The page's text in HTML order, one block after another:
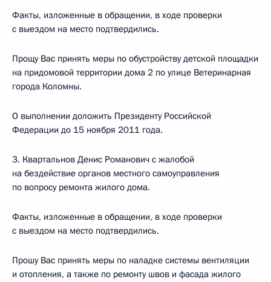
Факты, изложенные в обращении, в ходе проверки
с выездом на место подтвердились.
Прощу Вас принять меры по обустройству детской площадки
на придомовой территории дома 2 по улице Ветеринарная
города Коломны.
О выполнении доложить Президенту Российской
Федерации до 15 ноября 2011 года.
3. Квартальнов Денис Романович с жалобой
на бездействие органов местного самоуправления
по вопросу ремонта жилого дома.
Факты, изложенные в обращении, в ходе проверки
с выездом на место подтвердились.
Прошу Вас принять меры по наладке системы вентиляции
и отопления, а также по ремонту швов и фасада жилого